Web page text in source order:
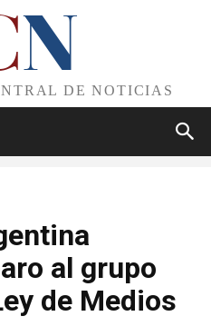
N
DE NOTICIAS
al grupo
de Medios